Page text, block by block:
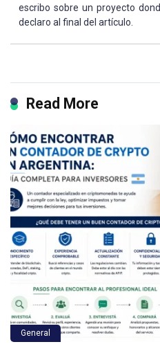
escribo sobre un proyecto
declaro al final del artículo.
Read More
General